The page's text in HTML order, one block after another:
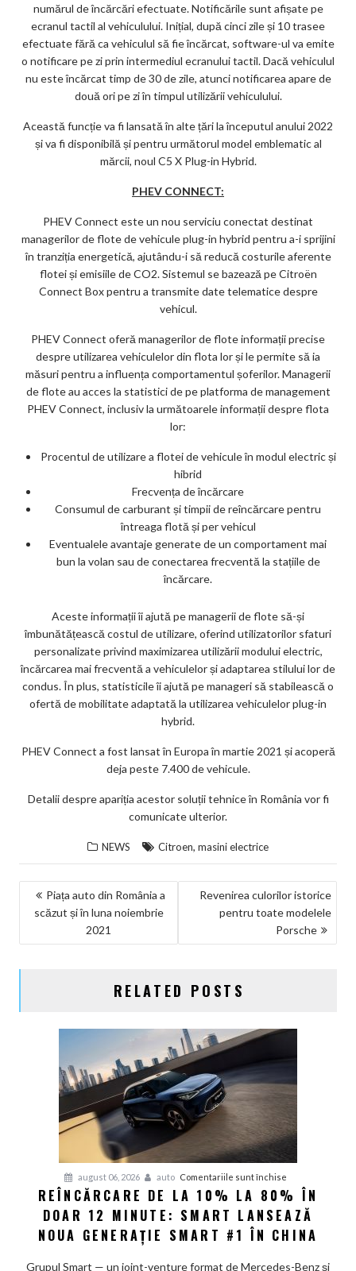
numărul de încărcări efectuate. Notificările sunt afișate pe
ecranul tactil al vehiculului. Inițial, după cinci zile și 10 trasee
efectuate fără ca vehiculul să fie încărcat, software-ul va emite
o notificare pe zi prin intermediul ecranului tactil. Dacă vehiculul
nu este încărcat timp de 30 de zile, atunci notificarea apare de
două ori pe zi în timpul utilizării vehiculului.
Această funcție va fi lansată în alte țări la începutul anului 2022
și va fi disponibilă și pentru următorul model emblematic al
mărcii, noul C5 X Plug-in Hybrid.
PHEV CONNECT:
PHEV Connect este un nou serviciu conectat destinat
managerilor de flote de vehicule plug-in hybrid pentru a-i sprijini
în tranziția energetică, ajutându-i să reducă costurile aferente
flotei și emisiile de CO2. Sistemul se bazează pe Citroën
Connect Box pentru a transmite date telematice despre
vehicul.
PHEV Connect oferă managerilor de flote informații precise
despre utilizarea vehiculelor din flota lor și le permite să ia
măsuri pentru a influența comportamentul șoferilor. Managerii
de flote au acces la statistici de pe platforma de management
PHEV Connect, inclusiv la următoarele informații despre flota
lor:
Procentul de utilizare a flotei de vehicule în modul electric și
hibrid
Frecvența de încărcare
Consumul de carburant și timpii de reîncărcare pentru
întreaga flotă și per vehicul
Eventualele avantaje generate de un comportament mai
bun la volan sau de conectarea frecventă la stațiile de
încărcare.
Aceste informații îi ajută pe managerii de flote să-și
îmbunătățească costul de utilizare, oferind utilizatorilor sfaturi
personalizate privind maximizarea utilizării modului electric,
încărcarea mai frecventă a vehiculelor și adaptarea stilului lor de
condus. În plus, statisticile îi ajută pe manageri să stabilească o
ofertă de mobilitate adaptată la utilizarea vehiculelor plug-in
hybrid.
PHEV Connect a fost lansat în Europa în martie 2021 și acoperă
deja peste 7.400 de vehicule.
Detalii despre apariția acestor soluții tehnice în România vor fi
comunicate ulterior.
NEWS Citroen, masini electrice
NAVIGARE
ÎN
ARTICOLE
Piața auto din România a
scăzut și în luna noiembrie
2021
Revenirea culorilor istorice
pentru toate modelele
Porsche
RELATED POSTS
august 06, 2026 auto Comentariile sunt închise
Reîncărcare
de
la
la
REÎNCĂRCARE DE LA 10% LA 80% ÎN
DOAR 12 MINUTE: SMART LANSEAZĂ
NOUA GENERAȚIE SMART #1 ÎN CHINA
Grupul Smart — un joint-venture format de Mercedes-Benz și